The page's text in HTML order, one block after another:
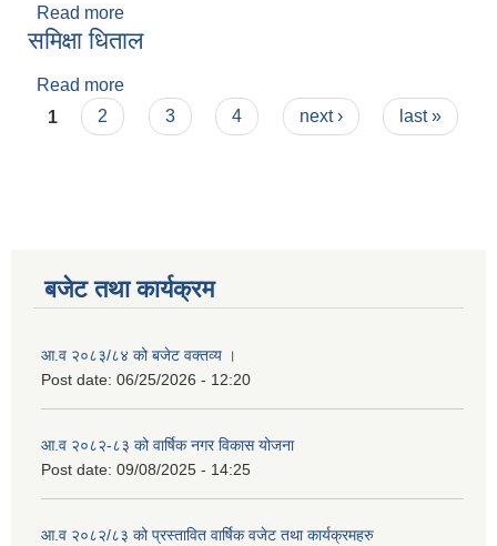
Read more
समिक्षा धिताल
Read more
Pages
1 2 3 4 next › last »
बजेट तथा कार्यक्रम
आ.व २०८३/८४ को बजेट वक्तव्य ।
Post date: 06/25/2026 - 12:20
आ.व २०८२-८३ को वार्षिक नगर विकास योजना
Post date: 09/08/2025 - 14:25
आ.व २०८२/८३ को प्रस्तावित वार्षिक वजेट तथा कार्यक्रमहरु